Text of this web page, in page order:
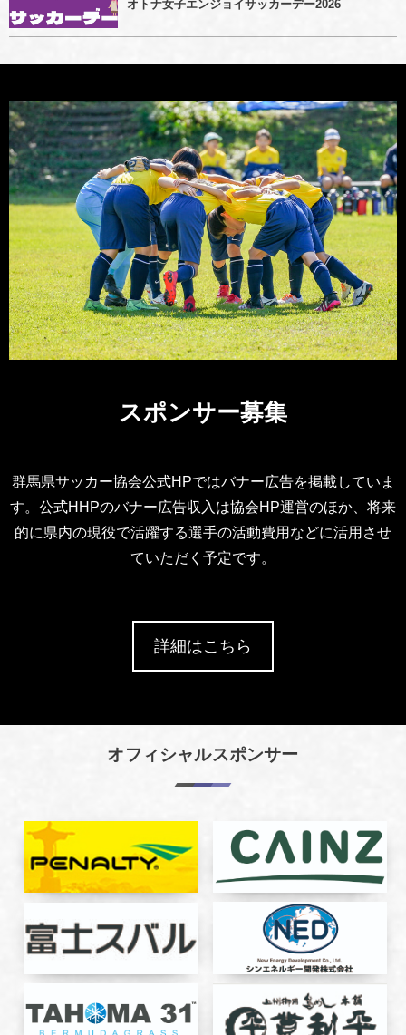
オトナ女子エンジョイサッカーデー2026
スポンサー募集
群馬県サッカー協会公式HPではバナー広告を掲載していま
す。公式HHPのバナー広告収入は協会HP運営のほか、将来
的に県内の現役で活躍する選手の活動費用などに活用させ
ていただく予定です。
詳細はこちら
オフィシャルスポンサー